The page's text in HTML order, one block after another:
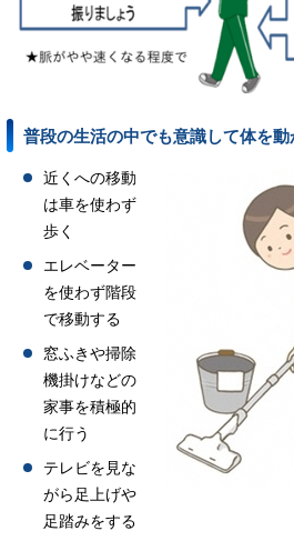
普段の生活の中でも意識して体を動
近くへの移動
は車を使わず
歩く
エレベーター
を使わず階段
で移動する
窓ふきや掃除
機掛けなどの
家事を積極的
に行う
テレビを見な
がら足上げや
足踏みをする